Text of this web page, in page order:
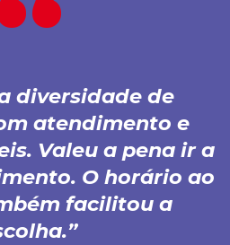
diversidade de
atendimento e
Valeu a pena ir a
O horário ao
facilitou a